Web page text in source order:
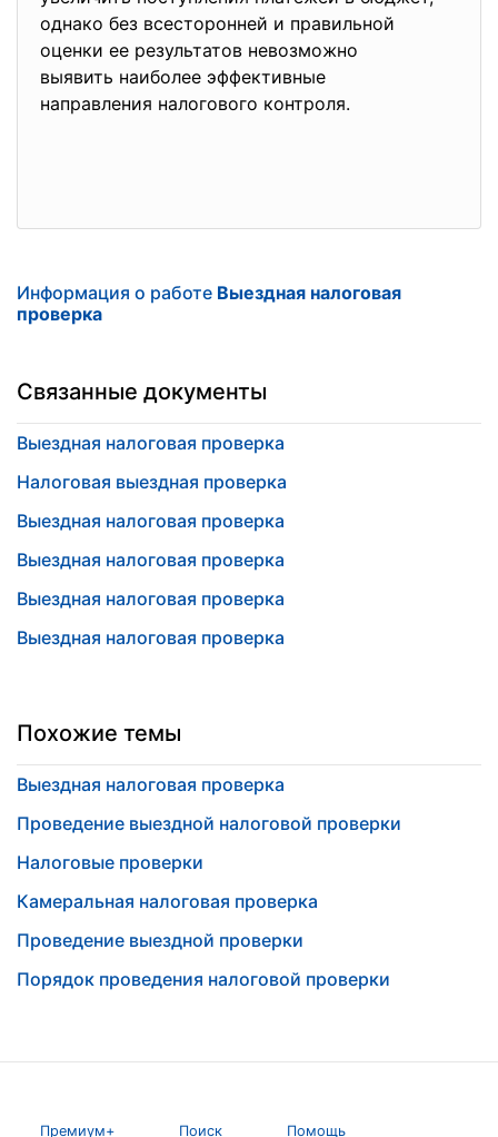
однако без всесторонней и правильной
оценки ее результатов невозможно
выявить наиболее эффективные
направления налогового контроля.
Информация о работе Выездная налоговая
проверка
Связанные документы
Выездная налоговая проверка
Налоговая выездная проверка
Выездная налоговая проверка
Выездная налоговая проверка
Выездная налоговая проверка
Выездная налоговая проверка
Похожие темы
Выездная налоговая проверка
Проведение выездной налоговой проверки
Налоговые проверки
Камеральная налоговая проверка
Проведение выездной проверки
Порядок проведения налоговой проверки
Премиум+ Поиск Помощь